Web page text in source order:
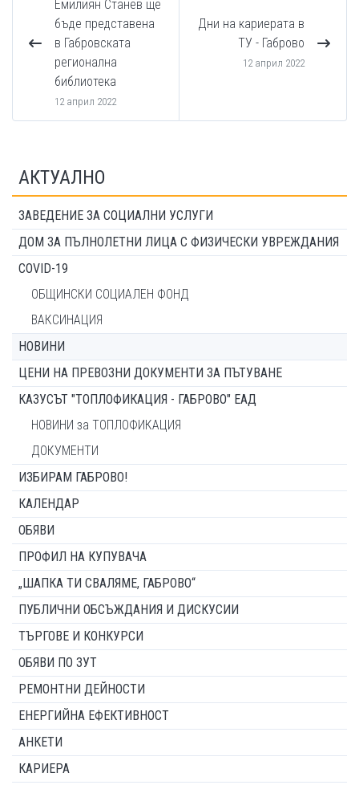
Емилиян Станев ще
бъде представена
в Габровската
регионална
библиотека
12 април 2022
Дни на кариерата в
ТУ - Габрово
12 април 2022
АКТУАЛНО
ЗАВЕДЕНИЕ ЗА СОЦИАЛНИ УСЛУГИ
ДОМ ЗА ПЪЛНОЛЕТНИ ЛИЦА С ФИЗИЧЕСКИ УВРЕЖДАНИЯ
COVID-19
ОБЩИНСКИ СОЦИАЛЕН ФОНД
ВАКСИНАЦИЯ
НОВИНИ
ЦЕНИ НА ПРЕВОЗНИ ДОКУМЕНТИ ЗА ПЪТУВАНЕ
КАЗУСЪТ "ТОПЛОФИКАЦИЯ - ГАБРОВО" ЕАД
НОВИНИ за ТОПЛОФИКАЦИЯ
ДОКУМЕНТИ
ИЗБИРАМ ГАБРОВО!
КАЛЕНДАР
ОБЯВИ
ПРОФИЛ НА КУПУВАЧА
„ШАПКА ТИ СВАЛЯМЕ, ГАБРОВО“
ПУБЛИЧНИ ОБСЪЖДАНИЯ И ДИСКУСИИ
ТЪРГОВЕ И КОНКУРСИ
ОБЯВИ ПО ЗУТ
РЕМОНТНИ ДЕЙНОСТИ
ЕНЕРГИЙНА ЕФЕКТИВНОСТ
АНКЕТИ
КАРИЕРА